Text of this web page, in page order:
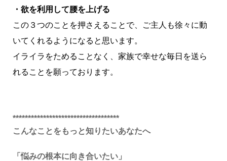
・欲を利用して腰を上げる
この３つのことを押さえることで、ご主人も徐々に動
いてくれるようになると思います。
イライラをためることなく、家族で幸せな毎日を送ら
れることを願っております。
***********************************
こんなことをもっと知りたいあなたへ
「悩みの根本に向き合いたい」